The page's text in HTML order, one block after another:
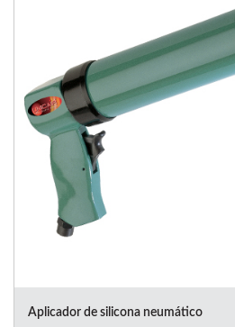
Aplicador de silicona neumático